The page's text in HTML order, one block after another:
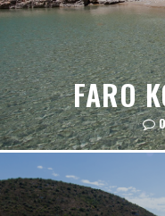
FARO